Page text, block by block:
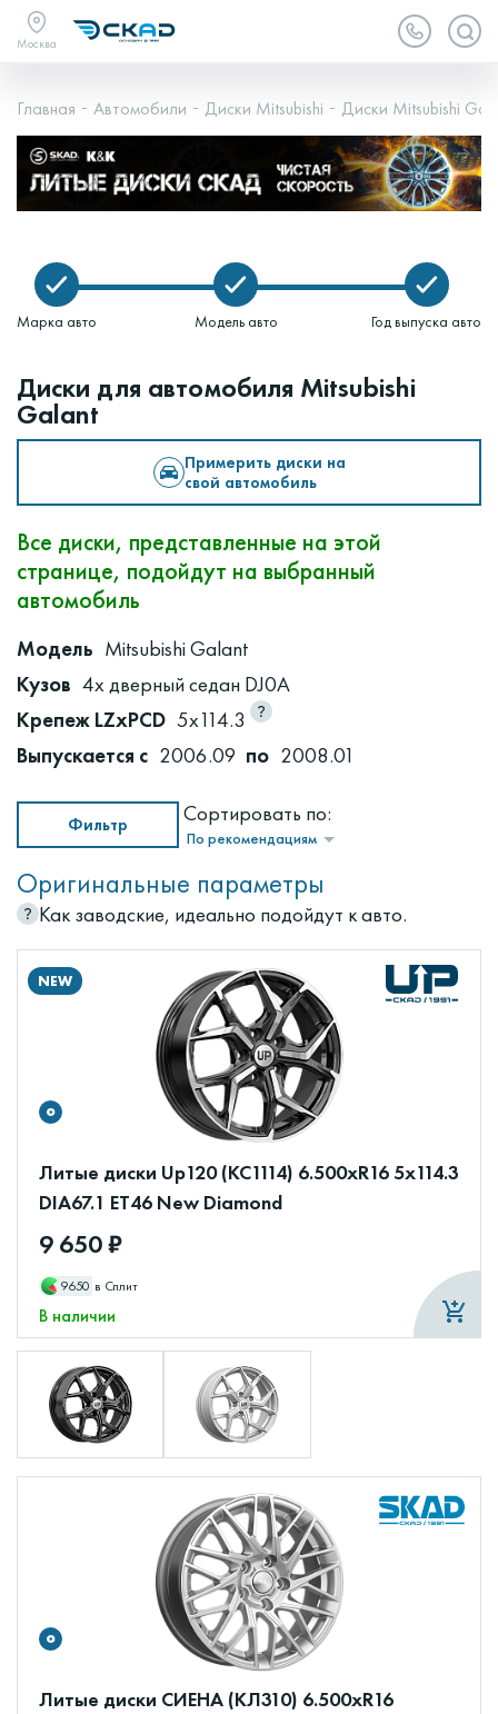
Москва
Главная Автомобили Диски Mitsubishi Диски Mitsubishi
Марка авто Модель авто Год выпуска авто
Диски для автомобиля Mitsubishi
Galant
Примерить диски на
свой автомобиль
Все диски, представленные на этой
странице, подойдут на выбранный
автомобиль
Модель Mitsubishi Galant
Кузов 4х дверный седан DJ0A
Крепеж LZxPCD 5x114.3
Выпускается с 2006.09 по 2008.01
Фильтр Сортировать по:
По рекомендациям
Оригинальные параметры
Как заводские, идеально подойдут к авто.
NEW
Литые диски Up120 (КС1114) 6.500xR16 5x114.3
DIA67.1 ET46 New Diamond
9 650 ₽
9650 в Сплит
В наличии
Литые диски СИЕНА (КЛ310) 6.500xR16